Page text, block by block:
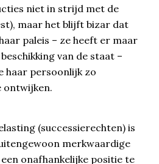
niet in strijd met de
maar het blijft bizar dat
paleis – ze heeft er maar
van de staat –
haar persoonlijk zo
ontwijken.
(successierechten) is
merkwaardige
onafhankelijke positie te